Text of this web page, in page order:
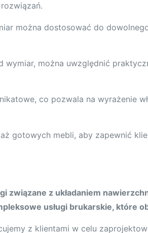
można dostosować do
wymiar, można uwzględnić
co pozwala na wyrażenie
gotowych mebli, aby zapewnić
związane z układaniem
usługi brukarskie, które
z klientami w celu